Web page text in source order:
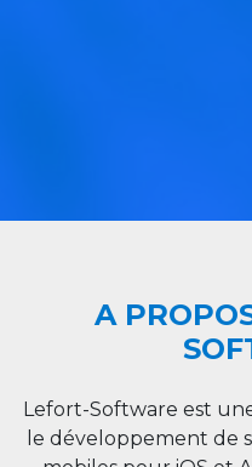
A
Lefort-Software est
le développement de